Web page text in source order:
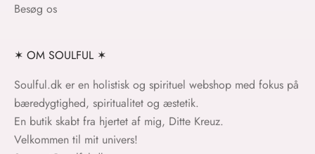
Besøg os
✶ OM SOULFUL ✶
Soulful.dk er en holistisk og spirituel webshop med fokus på
bæredygtighed, spiritualitet og æstetik.
En butik skabt fra hjertet af mig, Ditte Kreuz.
Velkommen til mit univers!